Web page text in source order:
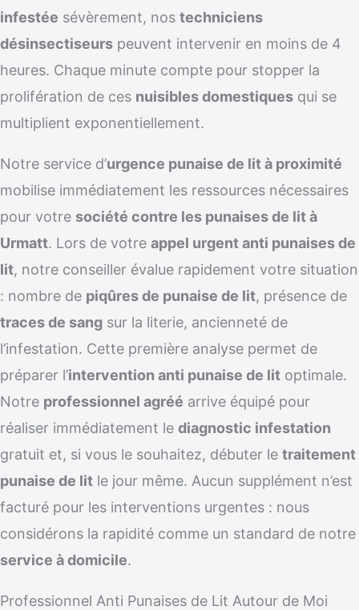
infestée sévèrement, nos techniciens
désinsectiseurs peuvent intervenir en moins de 4
heures. Chaque minute compte pour stopper la
prolifération de ces nuisibles domestiques qui se
multiplient exponentiellement.
Notre service d’urgence punaise de lit à proximité
mobilise immédiatement les ressources nécessaires
pour votre société contre les punaises de lit à
Urmatt. Lors de votre appel urgent anti punaises de
lit, notre conseiller évalue rapidement votre situation
: nombre de piqûres de punaise de lit, présence de
traces de sang sur la literie, ancienneté de
l’infestation. Cette première analyse permet de
préparer l’intervention anti punaise de lit optimale.
Notre professionnel agréé arrive équipé pour
réaliser immédiatement le diagnostic infestation
gratuit et, si vous le souhaitez, débuter le traitement
punaise de lit le jour même. Aucun supplément n’est
facturé pour les interventions urgentes : nous
considérons la rapidité comme un standard de notre
service à domicile.
Professionnel Anti Punaises de Lit Autour de Moi